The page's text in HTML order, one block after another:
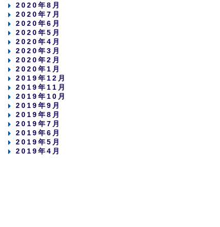
2020年8月
2020年7月
2020年6月
2020年5月
2020年4月
2020年3月
2020年2月
2020年1月
2019年12月
2019年11月
2019年10月
2019年9月
2019年8月
2019年7月
2019年6月
2019年5月
2019年4月